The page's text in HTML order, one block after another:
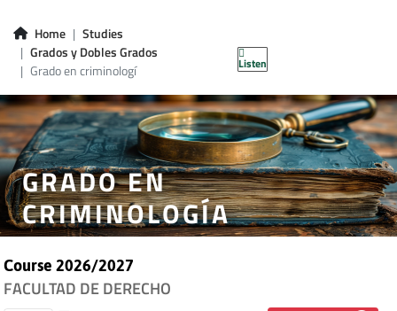
Home
Studies
Grados y Dobles Grados
Grado en criminologí
Listen
GRADO EN
CRIMINOLOGÍA
Course 2026/2027
FACULTAD DE DERECHO